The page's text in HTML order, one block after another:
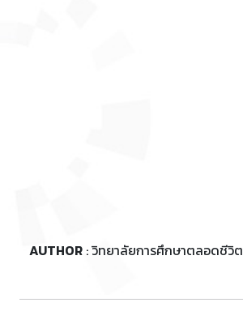
AUTHOR : วิทยาลัยการศึกษาตลอดชีวิต